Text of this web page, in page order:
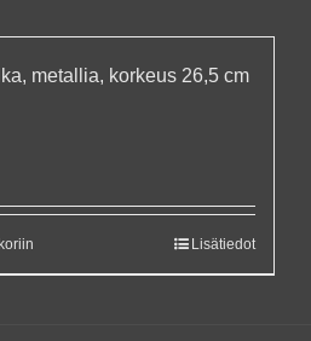
metallia, korkeus 26,5 cm
Lisätiedot